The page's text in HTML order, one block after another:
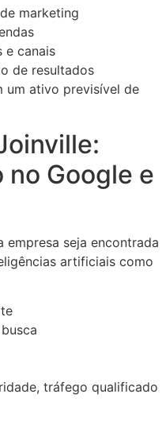
marketing
e canais
de resultados
um ativo previsível de
Google e
empresa seja encontrada
artificiais como
tráfego qualificado